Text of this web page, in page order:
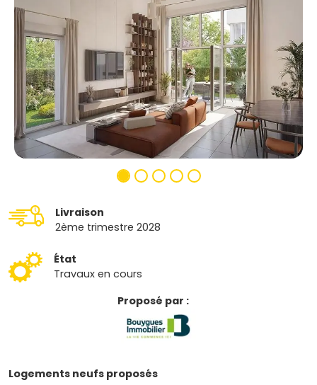
Livraison
2ème trimestre 2028
État
Travaux en cours
Proposé par :
Logements neufs proposés